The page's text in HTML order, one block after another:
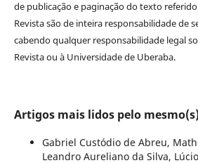
de publicação e paginação do texto
Revista são de inteira responsabilidade de
cabendo qualquer responsabilidade legal
Revista ou à Universidade de Uberaba.
Artigos mais lidos pelo
Gabriel Custódio de Abreu,
Leandro Aureliano da Silva,